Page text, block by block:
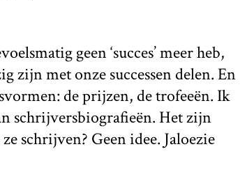
geen ‘succes’ meer heb,
zijn met onze successen delen. En
de prijzen, de trofeeën. Ik
schrijversbiografieën. Het zijn
schrijven? Geen idee. Jaloezie